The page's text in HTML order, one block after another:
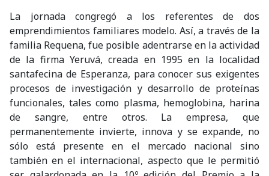
La jornada congregó a los referentes de dos
emprendimientos familiares modelo. Así, a través de la
familia Requena, fue posible adentrarse en la actividad
de la firma Yeruvá, creada en 1995 en la localidad
santafecina de Esperanza, para conocer sus exigentes
procesos de investigación y desarrollo de proteínas
funcionales, tales como plasma, hemoglobina, harina
de sangre, entre otros. La empresa, que
permanentemente invierte, innova y se expande, no
sólo está presente en el mercado nacional sino
también en el internacional, aspecto que le permitió